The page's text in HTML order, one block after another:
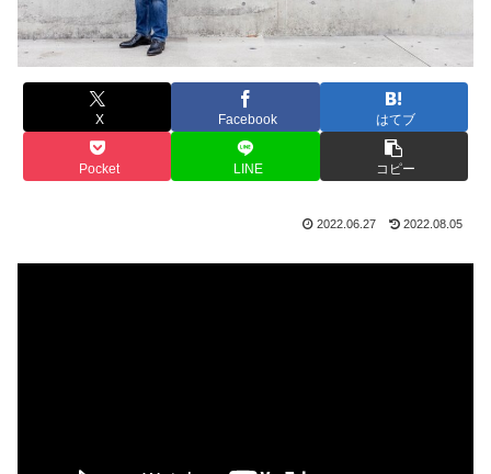
X Facebook はてブ
Pocket LINE コピー
2022.06.27 2022.08.05